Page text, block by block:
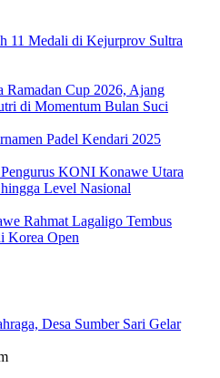
11 Medali di Kejurprov Sultra
Cup 2026, Ajang
di Momentum Bulan Suci
Padel Kendari 2025
KONI Konawe Utara
Level Nasional
Rahmat Lagaligo Tembus
Korea Open
Desa Sumber Sari Gelar